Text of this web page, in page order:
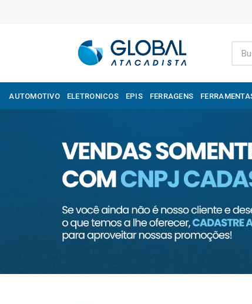
AUTOMOTIVO ELETRONICOS EPIS FERRAGENS